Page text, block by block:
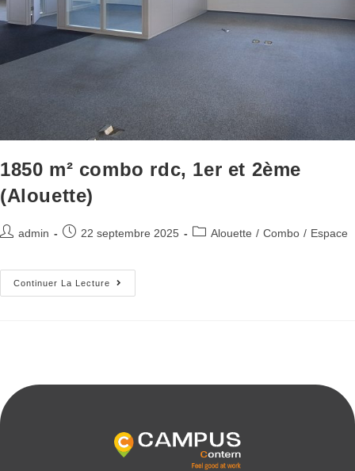
1850 m² combo rdc, 1er et 2ème
(Alouette)
admin 22 septembre 2025 Alouette / Combo / Espace
Continuer La Lecture